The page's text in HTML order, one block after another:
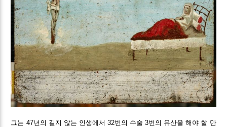
그는 47년의 길지 않는 인생에서 32번의 수술 3번의 유산을 해야 할 만